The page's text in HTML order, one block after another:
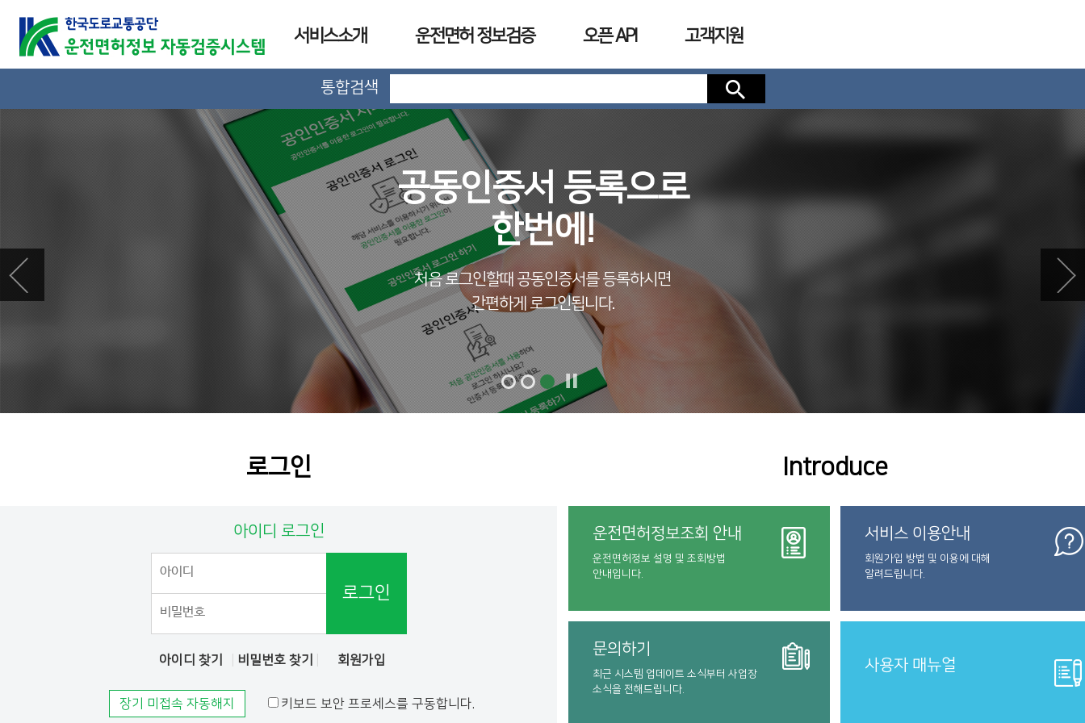
서비스소개 운전면허 정보검증 오픈 API 고객지원
통합검색 검색
공동인증서 등록으로
한번에!
처음 로그인할때 공동인증서를 등록하시면
간편하게 로그인됩니다.
로그인
아이디 로그인
로그인
아이디 찾기 비밀번호 찾기 회원가입
장기 미접속 자동해지 키보드 보안 프로세스를 구동합니다.
Introduce
운전면허정보조회 안내
운전면허정보 설명 및 조회방법
안내입니다.
서비스 이용안내
회원가입 방법 및 이용에 대해
알려드립니다.
문의하기
최근 시스템 업데이트 소식부터 사업장
소식을 전해드립니다.
사용자 매뉴얼